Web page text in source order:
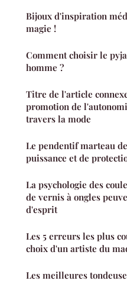
Bijoux d'inspiration
magie !
Comment choisir le
homme ?
Titre de l'article
promotion de
travers la mode
Le pendentif marteau
puissance et de
La psychologie des
de vernis à ongles
d'esprit
Les 5 erreurs les plus
choix d'un artiste du
Les meilleures